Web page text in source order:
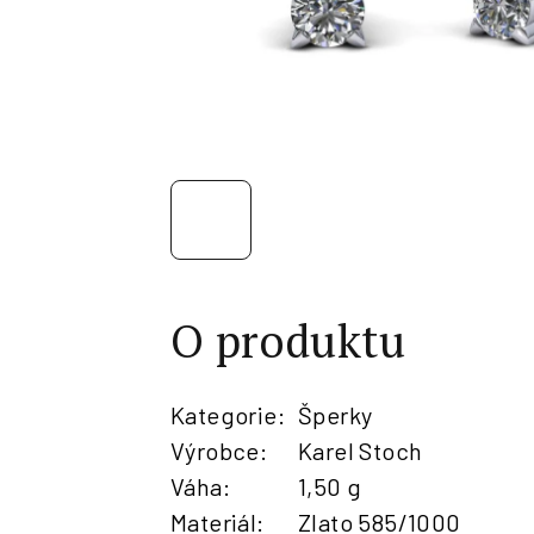
O produktu
Kategorie: Šperky
Výrobce:
Karel Stoch
Váha:
1,50 g
Materiál: Zlato 585/1000